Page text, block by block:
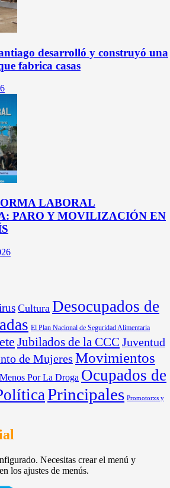
desarrolló y construyó una
fabrica casas
LABORAL
PARO Y MOVILIZACIÓN EN
Cultura Desocupados de
El Plan Nacional de Seguridad Alimentaria
Jubilados de la CCC Juventud
de Mujeres Movimientos
Por La Droga Ocupados de
Principales Promotorxs y
Necesitas crear el menú y
los ajustes de menús.